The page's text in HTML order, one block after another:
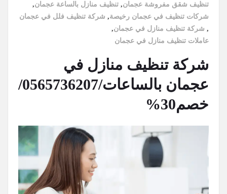
تنظيف شقق مفروشة عجمان, تنظيف منازل بالساعة عجمان,
شركات تنظيف في عجمان رخيصة, شركة تنظيف فلل في عجمان
, شركة تنظيف منازل في عجمان,
عاملات تنظيف منازل في عجمان
شركة تنظيف منازل في
عجمان بالساعات/0565736207/
خصم30%